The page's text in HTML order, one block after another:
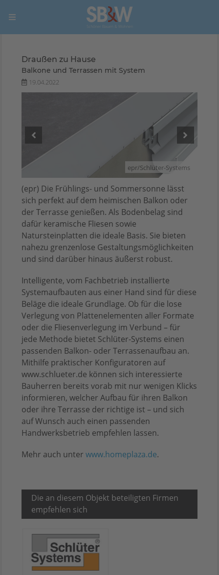
Draußen zu Hause
Balkone und Terrassen mit System
19.04.2022
epr/Schlüter-Systems
(epr) Die Frühlings- und Sommersonne lässt
sich perfekt auf dem heimischen Balkon oder
der Terrasse genießen. Als Bodenbelag sind
dafür keramische Fliesen sowie
Natursteinplatten die ideale Basis. Sie bieten
nahezu grenzenlose Gestaltungsmöglichkeiten
und sind darüber hinaus äußerst robust.
Intelligente, vom Fachbetrieb installierte
Systemaufbauten aus einer Hand sind für diese
Beläge die ideale Grundlage. Ob für die lose
Verlegung von Plattenelementen aller Formate
oder die Fliesenverlegung im Verbund – für
jede Methode bietet Schlüter-Systems einen
passenden Balkon- oder Terrassenaufbau an.
Mithilfe praktischer Konfiguratoren auf
www.schlueter.de können sich interessierte
Bauherren bereits vorab mit nur wenigen Klicks
informieren, welcher Aufbau für ihren Balkon
oder ihre Terrasse der richtige ist – und sich
auf Wunsch auch einen passenden
Handwerksbetrieb empfehlen lassen.
Mehr auch unter www.homeplaza.de.
Die an diesem Objekt beteiligten Firmen
empfehlen sich